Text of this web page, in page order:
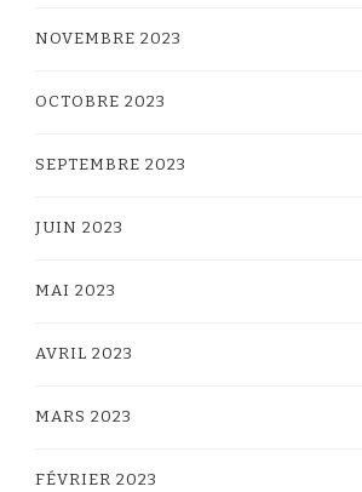
NOVEMBRE 2023
OCTOBRE 2023
SEPTEMBRE 2023
JUIN 2023
MAI 2023
AVRIL 2023
MARS 2023
FÉVRIER 2023